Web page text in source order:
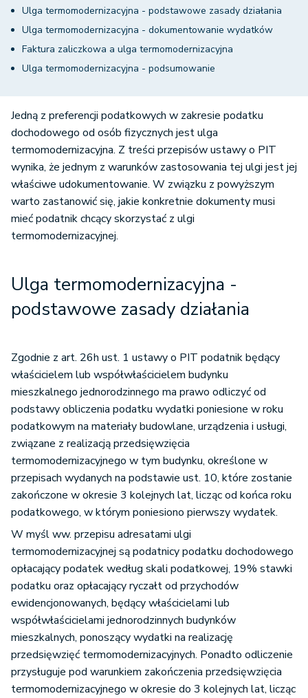
Ulga termomodernizacyjna - podstawowe zasady działania
Ulga termomodernizacyjna - dokumentowanie wydatków
Faktura zaliczkowa a ulga termomodernizacyjna
Ulga termomodernizacyjna - podsumowanie
Jedną z preferencji podatkowych w zakresie podatku
dochodowego od osób fizycznych jest ulga
termomodernizacyjna. Z treści przepisów ustawy o PIT
wynika, że jednym z warunków zastosowania tej ulgi jest jej
właściwe udokumentowanie. W związku z powyższym
warto zastanowić się, jakie konkretnie dokumenty musi
mieć podatnik chcący skorzystać z ulgi
termomodernizacyjnej.
Ulga termomodernizacyjna -
podstawowe zasady działania
Zgodnie z art. 26h ust. 1 ustawy o PIT podatnik będący
właścicielem lub współwłaścicielem budynku
mieszkalnego jednorodzinnego ma prawo odliczyć od
podstawy obliczenia podatku wydatki poniesione w roku
podatkowym na materiały budowlane, urządzenia i usługi,
związane z realizacją przedsięwzięcia
termomodernizacyjnego w tym budynku, określone w
przepisach wydanych na podstawie ust. 10, które zostanie
zakończone w okresie 3 kolejnych lat, licząc od końca roku
podatkowego, w którym poniesiono pierwszy wydatek.
W myśl ww. przepisu adresatami ulgi
termomodernizacyjnej są podatnicy podatku dochodowego
opłacający podatek według skali podatkowej, 19% stawki
podatku oraz opłacający ryczałt od przychodów
ewidencjonowanych, będący właścicielami lub
współwłaścicielami jednorodzinnych budynków
mieszkalnych, ponoszący wydatki na realizację
przedsięwzięć termomodernizacyjnych. Ponadto odliczenie
przysługuje pod warunkiem zakończenia przedsięwzięcia
termomodernizacyjnego w okresie do 3 kolejnych lat, licząc